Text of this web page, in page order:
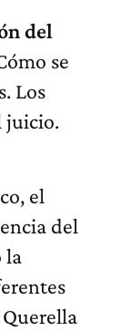
del
se
Los
juicio.
el
del
la